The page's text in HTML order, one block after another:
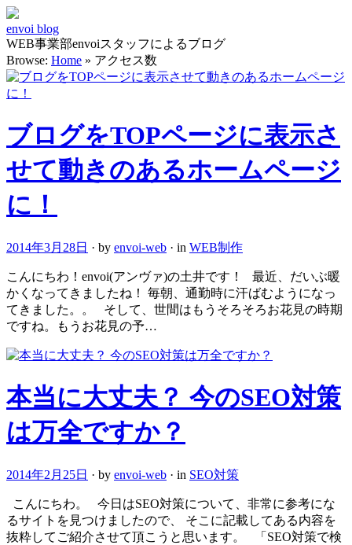
envoi blog
WEB事業部envoiスタッフによるブログ
Browse: Home » アクセス数
ブログをTOPページに表示さ
せて動きのあるホームページ
に！
2014年3月28日 · by envoi-web · in WEB制作
こんにちわ！envoi(アンヴァ)の土井です！ 最近、だいぶ暖
かくなってきましたね！ 毎朝、通勤時に汗ばむようになっ
てきました。。 そして、世間はもうそろそろお花見の時期
ですね。もうお花見の予…
本当に大丈夫？ 今のSEO対策
は万全ですか？
2014年2月25日 · by envoi-web · in SEO対策
こんにちわ。 今日はSEO対策について、非常に参考にな
るサイトを見つけましたので、 そこに記載してある内容を
抜粋してご紹介させて頂こうと思います。 「SEO対策で検